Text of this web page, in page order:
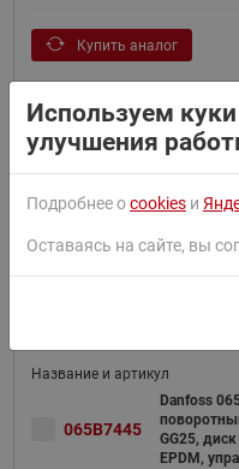
Купить аналог
065B7444
GG25, диск
Купить аналог
065B7445
Danfoss
GG25,
EPDM,
Используем
улучшения
Подробнее оcookies и
Оставаясь на сайте, вы